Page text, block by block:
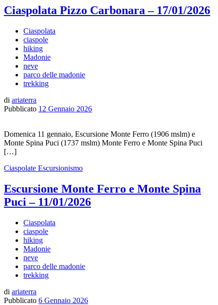
Ciaspolata Pizzo Carbonara – 17/01/2026
Ciaspolata
ciaspole
hiking
Madonie
neve
parco delle madonie
trekking
di ariaterra
Pubblicato 12 Gennaio 2026
Domenica 11 gennaio, Escursione Monte Ferro (1906 mslm) e
Monte Spina Puci (1737 mslm) Monte Ferro e Monte Spina Puci
[…]
Ciaspolate Escursionismo
Escursione Monte Ferro e Monte Spina
Puci – 11/01/2026
Ciaspolata
ciaspole
hiking
Madonie
neve
parco delle madonie
trekking
di ariaterra
Pubblicato 6 Gennaio 2026